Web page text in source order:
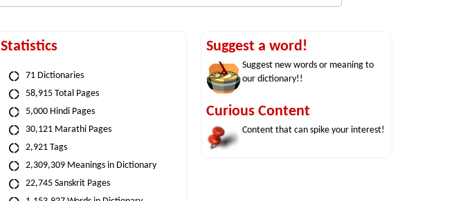
Statistics
71 Dictionaries
58,915 Total Pages
5,000 Hindi Pages
30,121 Marathi Pages
2,921 Tags
2,309,309 Meanings in Dictionary
22,745 Sanskrit Pages
Suggest a word!
Suggest new words or meaning to
our dictionary!!
Curious Content
Content that can spike your interest!